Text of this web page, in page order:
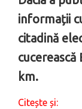
informații
citadină
km.
Citește și: